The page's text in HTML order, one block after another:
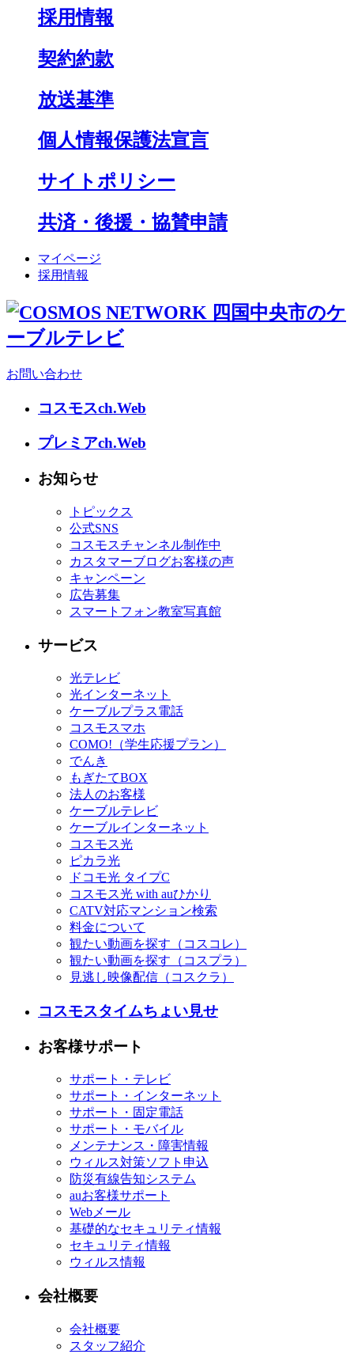
採用情報
契約約款
放送基準
個人情報保護法宣言
サイトポリシー
共済・後援・協賛申請
マイページ
採用情報
お問い合わせ
コスモスch.Web
プレミアch.Web
お知らせ
トピックス
公式SNS
コスモスチャンネル制作中
カスタマーブログお客様の声
キャンペーン
広告募集
スマートフォン教室写真館
サービス
光テレビ
光インターネット
ケーブルプラス電話
コスモスマホ
COMO!（学生応援プラン）
でんき
もぎたてBOX
法人のお客様
ケーブルテレビ
ケーブルインターネット
コスモス光
ピカラ光
ドコモ光 タイプC
コスモス光 with auひかり
CATV対応マンション検索
料金について
観たい動画を探す（コスコレ）
観たい動画を探す（コスプラ）
見逃し映像配信（コスクラ）
コスモスタイムちょい見せ
お客様サポート
サポート・テレビ
サポート・インターネット
サポート・固定電話
サポート・モバイル
メンテナンス・障害情報
ウィルス対策ソフト申込
防災有線告知システム
auお客様サポート
Webメール
基礎的なセキュリティ情報
セキュリティ情報
ウィルス情報
会社概要
会社概要
スタッフ紹介